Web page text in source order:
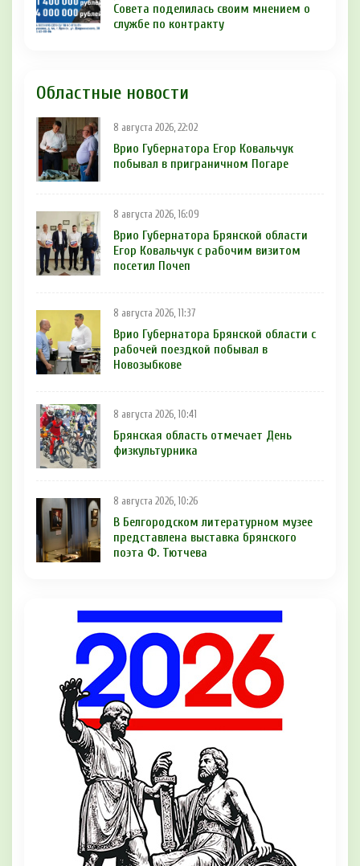
Совета поделилась своим мнением о
службе по контракту
Областные новости
8 августа 2026, 22:02
Врио Губернатора Егор Ковальчук
побывал в приграничном Погаре
8 августа 2026, 16:09
Врио Губернатора Брянской области
Егор Ковальчук с рабочим визитом
посетил Почеп
8 августа 2026, 11:37
Врио Губернатора Брянской области с
рабочей поездкой побывал в
Новозыбкове
8 августа 2026, 10:41
Брянская область отмечает День
физкультурника
8 августа 2026, 10:26
В Белгородском литературном музее
представлена выставка брянского
поэта Ф. Тютчева